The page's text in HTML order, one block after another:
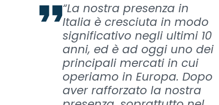
“La nostra presenza in
Italia è cresciuta in modo
significativo negli ultimi 10
anni, ed è ad oggi uno dei
principali mercati in cui
operiamo in Europa. Dopo
aver rafforzato la nostra